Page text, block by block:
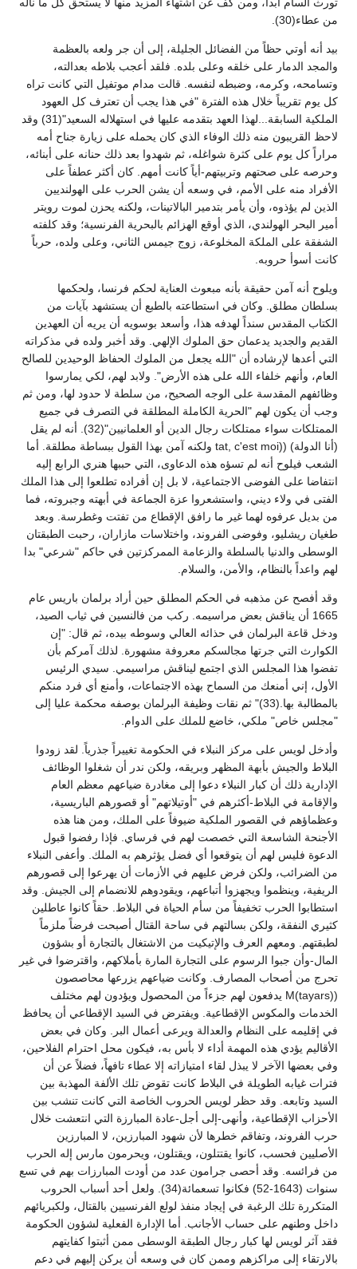
تورث السأم أبداً، ومن كف عن اشتهاء المزيد منها لا يستحق كل ما ناله
من عطاء(30).
بيد أنه أوتي حظاً من الفضائل الجليلة، إلى أن جر ولعه بالعظمة
والمجد الدمار على خلقه وعلى بلده. فلقد أعجب بلاطه بعدالته،
وتسامحه، وكرمه، وضبطه لنفسه. قالت مدام موتفيل التي كانت تراه
كل يوم تقريباً خلال هذه الفترة "في هذا يجب أن تعترف كل العهود
الملكية السابقة...لهذا العهد بتقدمه عليها في استهلاله السعيد"(31) وقد
لاحظ القريبون منه ذلك الوفاء الذي كان يحمله على زيارة جناح أمه
مراراً كل يوم على كثرة شواغله، ثم شهدوا بعد ذلك حنانه على أبنائه،
وحرصه على صحتهم وتربيتهم-أياً كانت أمهم. كان أكثر عطفاً على
الأفراد منه على الأمم، في وسعه أن يشن الحرب على الهولنديين
الذين لم يؤذوه، وأن يأمر بتدمير البالاتينات، ولكنه يحزن لموت رويتر
أمير البحر الهولندي، الذي أوقع الهزائم بالبحرية الفرنسية؛ وقد كلفته
الشفقة على الملكة المخلوعة، زوج جيمس الثاني، وعلى ولده، حرباً
كانت أسوأ حروبه.
ويلوح أنه آمن حقيقة بأنه مبعوث العناية لحكم فرنسا، ولحكمها
بسلطان مطلق. وكان في استطاعته بالطبع أن يستشهد بآيات من
الكتاب المقدس سنداً لهدفه هذا، وأسعد بوسويه أن يريه أن العهدين
القديم والجديد يدعمان حق الملوك الإلهي. وقد أخبر ولده في مذكراته
التي أعدها لإرشاده أن "الله يجعل من الملوك الحفاظ الوحيدين للصالح
العام، وأنهم خلفاء الله على هذه الأرض". ولابد لهم، لكي يمارسوا
وظائفهم المقدسة على الوجه الصحيح، من سلطة لا حدود لها، ومن ثم
وجب أن يكون لهم "الحرية الكاملة المطلقة في التصرف في جميع
الممتلكات سواء ممتلكات رجال الدين أو العلمانيين"(32). أنه لم يقل
(أنا الدولة) ((tat, c'est moi ولكنه آمن بهذا القول ببساطة مطلقة. أما
الشعب فيلوح أنه لم تسؤه هذه الدعاوى، التي حببها هنري الرابع إليه
انتفاضا على الفوضى الاجتماعية، لا بل إن أفراده تطلعوا إلى هذا الملك
الفتى في ولاء ديني، واستشعروا عزة الجماعة في أبهته وجبروته، فما
من بديل عرفوه لهما غير ما رافق الإقطاع من تفتت وغطرسة. وبعد
طغيان ريشليو، وفوضى الفروند، واختلاسات مازاران، رحبت الطبقتان
الوسطى والدنيا بالسلطة والزعامة الممركزتين في حاكم "شرعي" بدا
لهم واعداً بالنظام، والأمن، والسلام.
وقد أفصح عن مذهبه في الحكم المطلق حين أراد برلمان باريس عام
1665 أن يناقش بعض مراسيمه. ركب من فالنسين في ثياب الصيد،
ودخل قاعة البرلمان في حذائه العالي وسوطه بيده، ثم قال: "إن
الكوارث التي جرتها مجالسكم معروفة مشهورة. لذلك آمركم بأن
تفضوا هذا المجلس الذي اجتمع ليناقش مراسيمي. سيدي الرئيس
الأول، إني أمنعك من السماح بهذه الاجتماعات، وأمنع أي فرد منكم
بالمطالبة بها.(33)" ثم نقات وظيفة البرلمان بوصفه محكمة عليا إلى
"مجلس خاص" ملكي، خاضع للملك على الدوام.
وأدخل لويس على مركز النبلاء في الحكومة تغييراً جذرياً. لقد زودوا
البلاط والجيش بأبهة المظهر وبريقه، ولكن ندر أن شغلوا الوظائف
الإدارية ذلك أن كبار النبلاء دعوا إلى مغادرة ضياعهم معظم العام
والإقامة في البلاط-أكثرهم في "أوتيلاتهم" أو قصورهم الباريسية،
وعظماؤهم في القصور الملكية ضيوفاً على الملك، ومن هنا هذه
الأجنحة الشاسعة التي خصصت لهم في فرساي. فإذا رفضوا قبول
الدعوة فليس لهم أن يتوقعوا أي فضل يؤثرهم به الملك. وأعفى النبلاء
من الضرائب، ولكن فرض عليهم في الأزمات أن يهرعوا إلى قصورهم
الريفية، وينظموا ويجهزوا أتباعهم، ويقودوهم للانضمام إلى الجيش. وقد
استطابوا الحرب تخفيفاً من سأم الحياة في البلاط. حقاً كانوا عاطلين
كثيري النفقة، ولكن بسالتهم في ساحة القتال أصبحت فرضاً ملزماً
لطبقتهم. ومعهم العرف والإتيكيت من الاشتغال بالتجارة أو بشؤون
المال-وأن جبوا الرسوم على التجارة المارة بأملاكهم، واقترضوا في غير
تحرج من أصحاب المصارف. وكانت ضياعهم يزرعها محاصصون
(M(tayars) يدفعون لهم جزءاً من المحصول ويؤدون لهم مختلف
الخدمات والمكوس الإقطاعية. ويفترض في السيد الإقطاعي أن يحافظ
في إقليمه على النظام والعدالة ويرعى أعمال البر. وكان في بعض
الأقاليم يؤدي هذه المهمة أداء لا بأس به، فيكون محل احترام الفلاحين،
وفي بعضها الآخر لا يبذل لقاء امتيازاته إلا عطاء تافهاً، فضلاً عن أن
فترات غيابه الطويلة في البلاط كانت تقوض تلك الألفة المهذبة بين
السيد وتابعه. وقد حظر لويس الحروب الخاصة التي كانت تنشب بين
الأحزاب الإقطاعية، وأنهى-إلى أجل-عادة المبارزة التي انتعشت خلال
حرب الفروند، وتفاقم خطرها لأن شهود المبارزين، لا المبارزين
الأصليين فحسب، كانوا يقتتلون، ويقتلون، ويحرمون مارس إله الحرب
من فرائسه. وقد أحصى جرامون عدد من أودت المبارزات بهم في تسع
سنوات (1643-52) فكانوا تسعمائة(34). ولعل أحد أسباب الحروب
المتكررة تلك الرغبة في إيجاد منفذ لولع الفرنسيين بالقتال، ولكبريائهم
داخل وطنهم على حساب الأجانب. أما الإدارة الفعلية لشؤون الحكومة
فقد آثر لويس لها كبار رجال الطبقة الوسطى ممن أثبتوا كفايتهم
بالارتقاء إلى مراكزهم وممن كان في وسعه أن يركن إليهم في دعم